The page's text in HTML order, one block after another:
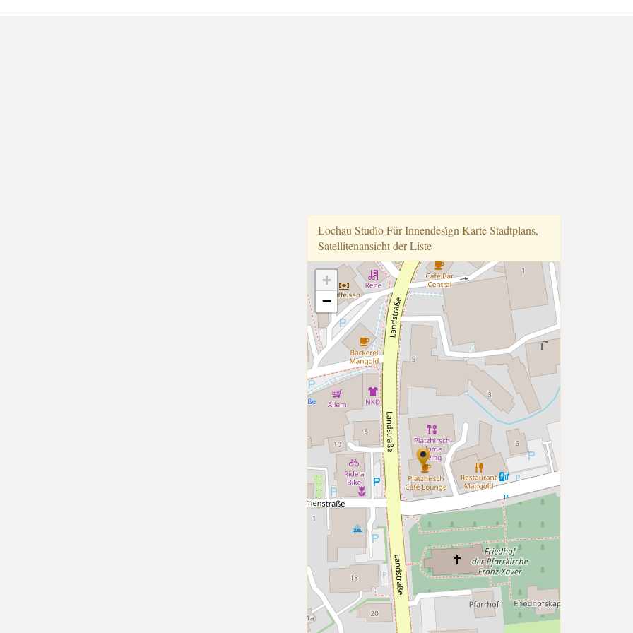
Lochau Studi̇o Für Innendesi̇gn Karte Stadtplans,
Satellitenansicht der Liste
+
−